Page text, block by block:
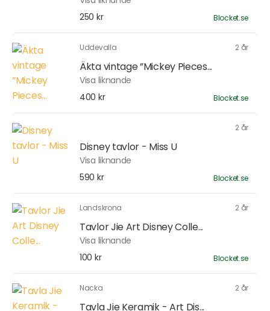
250 kr
Blocket.se
Uddevalla 2 år
Äkta vintage ”Mickey Pieces...
Visa liknande
400 kr
Blocket.se
2 år
Disney tavlor - Miss U
Visa liknande
590 kr
Blocket.se
Landskrona 2 år
Tavlor Jie Art Disney Colle...
Visa liknande
100 kr
Blocket.se
Nacka 2 år
Tavla Jie Keramik - Art Dis...